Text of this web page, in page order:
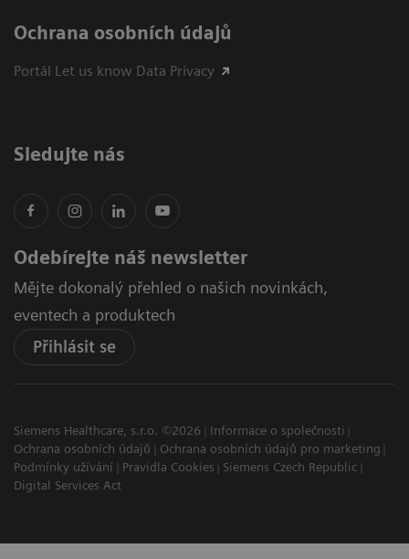
Ochrana osobních údajů
Portál Let us know Data Privacy
Sledujte nás
Odebírejte náš newsletter
Mějte dokonalý přehled o našich novinkách,
eventech a produktech
Přihlásit se
Siemens Healthcare, s.r.o. ©2026
Informace o společnosti
Ochrana osobních údajů
Ochrana osobních údajů pro marketing
Podmínky užívání
Pravidla Cookies
Siemens Czech Republic
Digital Services Act